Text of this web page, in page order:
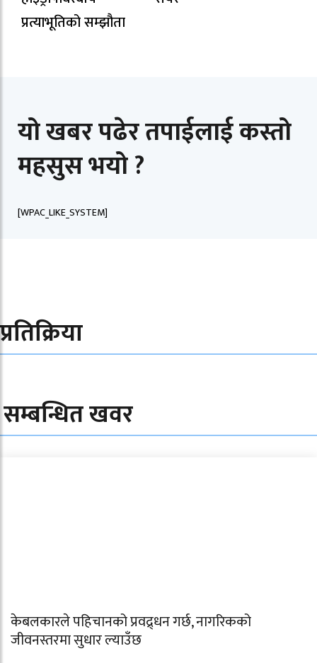
प्रत्याभूतिको सम्झौता
यो खबर पढेर तपाईलाई कस्तो
महसुस भयो ?
[WPAC_LIKE_SYSTEM]
प्रतिक्रिया
सम्बन्धित खवर
केबलकारले पहिचानको प्रवद्र्धन गर्छ, नागरिकको
जीवनस्तरमा सुधार ल्याउँछ